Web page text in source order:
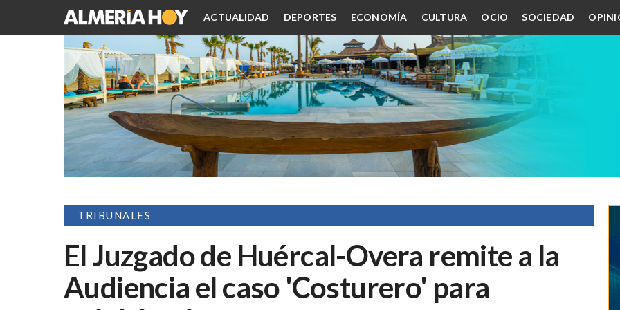
ACTUALIDAD DEPORTES ECONOMÍA CULTURA OCIO SOCIEDAD
TRIBUNALES
El Juzgado de Huércal-Overa remite a la
Audiencia el caso 'Costurero' para